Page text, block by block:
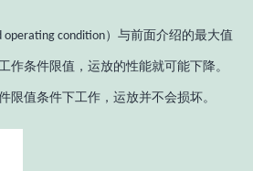
operating condition）与前面介绍的最大值
作条件限值，运放的性能就可能下降。
限值条件下工作，运放并不会损坏。